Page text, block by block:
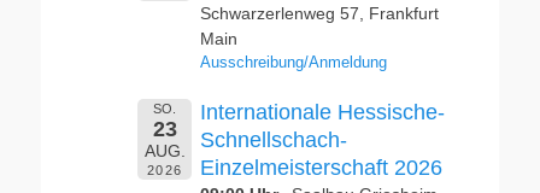
Schwarzerlenweg 57, Frankfurt
Main
Ausschreibung/Anmeldung
SO.
23
AUG.
2026
Internationale Hessische-
Schnellschach-
Einzelmeisterschaft 2026